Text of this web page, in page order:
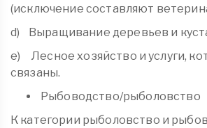
(исключение составляют
d) Выращивание деревьев и
e) Лесное хозяйство и услуги,
связаны.
Рыбоводство/рыболовство
К категории рыболовство и